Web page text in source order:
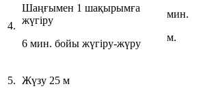
4.
Шаңғымен 1 шақырымға
жүгіру
6 мин. бойы жүгіру-жүру
мин.
м.
5. Жүзу 25 м